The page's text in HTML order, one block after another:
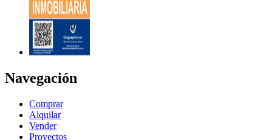
Navegación
Comprar
Alquilar
Vender
Proyectos